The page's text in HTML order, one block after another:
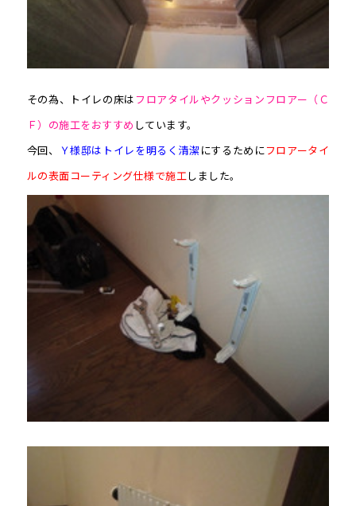
その為、トイレの床は フロアタイルやクッションフロアー（Ｃ
Ｆ）の施工をおすすめ しています。
今回、 Ｙ様邸はトイレを明るく清潔 にするためにフロアータイ
ルの表面コーティング仕様で施工 しました。